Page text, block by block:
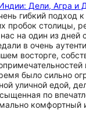
Дели, Агра и
гибкий подход
пробок столицы,
на один из
в очень
восторге,
было сильно
уличной едой,
по